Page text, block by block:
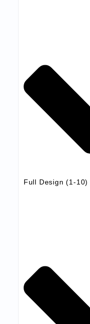
Full Design (1-10)